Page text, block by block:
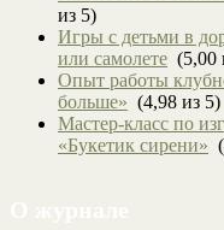
из 5)
Игры с детьми в
или самолете (5,00
Опыт работы
больше» (4,98 из 5)
Мастер-класс по
«Букетик сирени»